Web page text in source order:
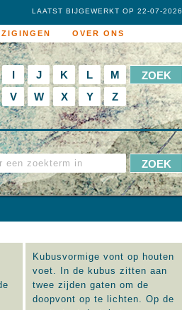
OVER ONS
LAATST BIJGEWERKT OP 22-07-2026
I J K L
M
V W X Y Z
Kubusvormige vont op houten
voet. In de kubus zitten aan
twee zijden gaten om de
doopvont op te lichten. Op de